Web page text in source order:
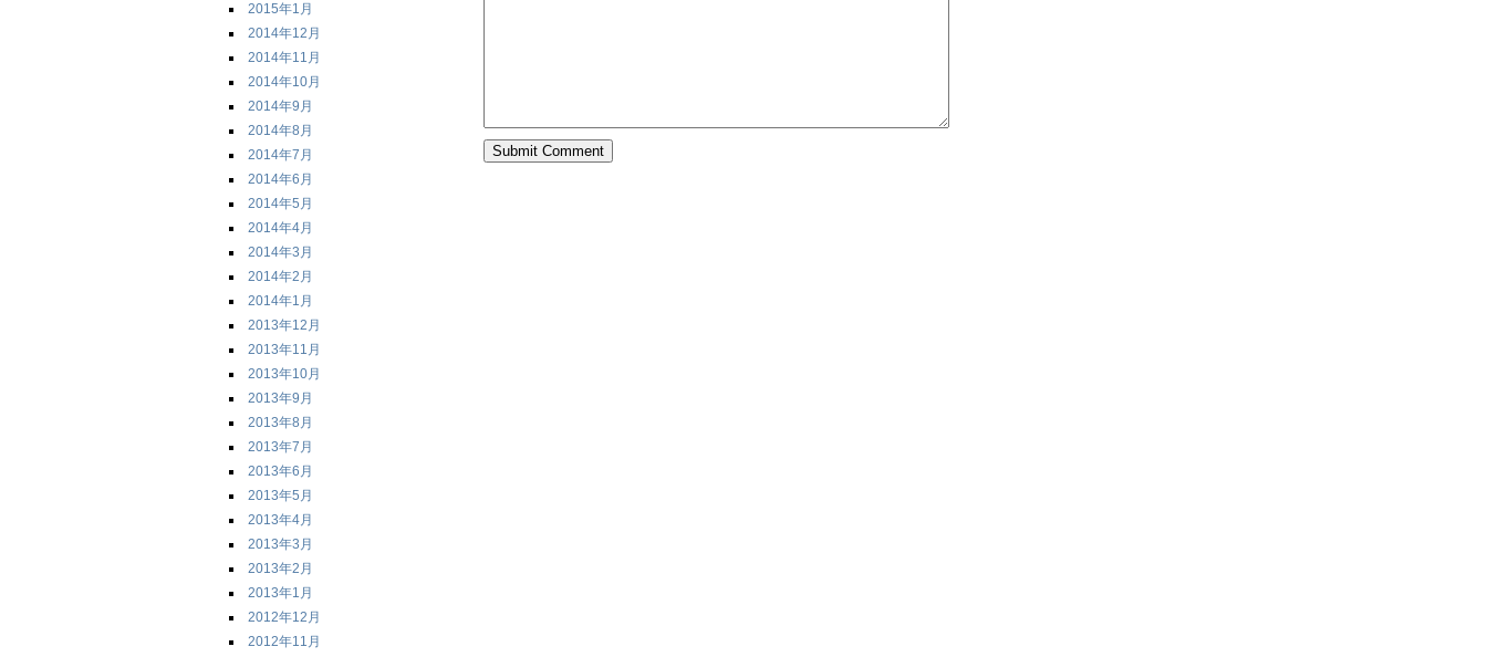
2015年1月
2014年12月
2014年11月
2014年10月
2014年9月
2014年8月
2014年7月
2014年6月
2014年5月
2014年4月
2014年3月
2014年2月
2014年1月
2013年12月
2013年11月
2013年10月
2013年9月
2013年8月
2013年7月
2013年6月
2013年5月
2013年4月
2013年3月
2013年2月
2013年1月
2012年12月
2012年11月